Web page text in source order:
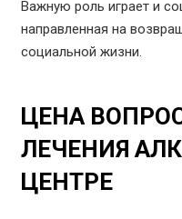
Важную роль играет и
направленная на
социальной жизни.
ЦЕНА
ЛЕЧЕНИЯ
ЦЕНТРЕ